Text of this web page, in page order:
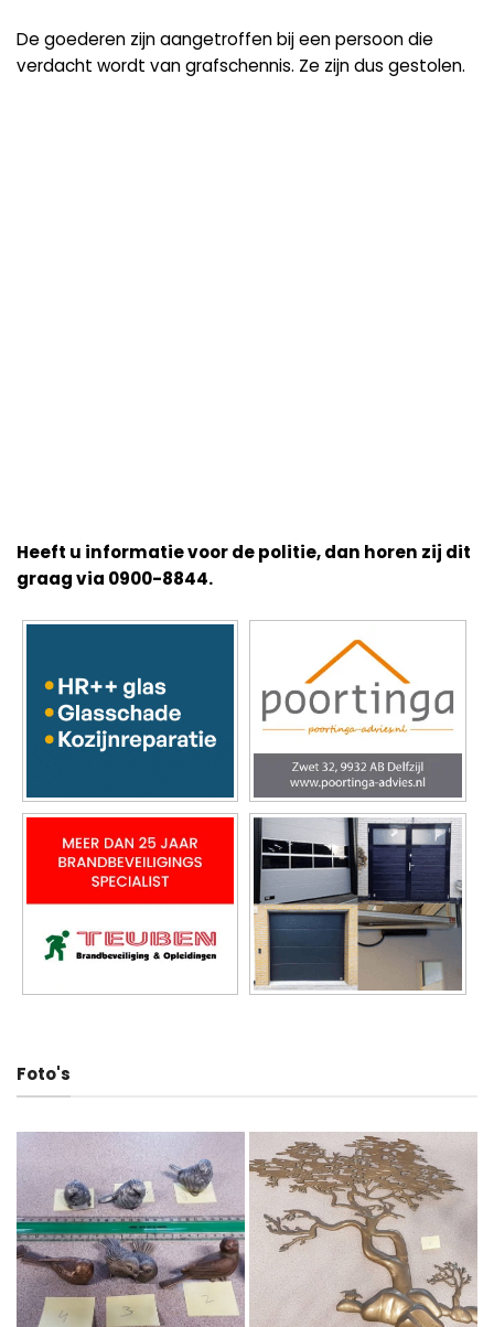
De goederen zijn aangetroffen bij een persoon die
verdacht wordt van grafschennis. Ze zijn dus gestolen.
Heeft u informatie voor de politie, dan horen zij dit
graag via 0900-8844.
Foto's